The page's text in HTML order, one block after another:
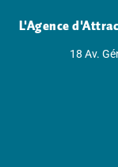
L'Agence
18 Av.